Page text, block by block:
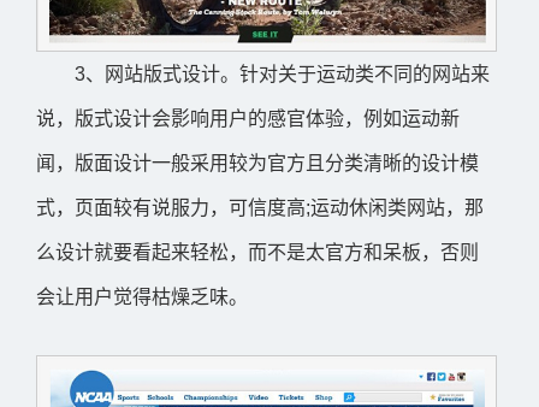
3、网站版式设计。针对关于运动类不同的网站来
说，版式设计会影响用户的感官体验，例如运动新
闻，版面设计一般采用较为官方且分类清晰的设计模
式，页面较有说服力，可信度高;运动休闲类网站，那
么设计就要看起来轻松，而不是太官方和呆板，否则
会让用户觉得枯燥乏味。